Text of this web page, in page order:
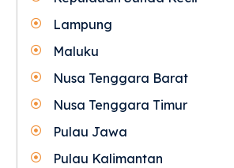
Lampung
Maluku
Nusa Tenggara Barat
Nusa Tenggara Timur
Pulau Jawa
Pulau Kalimantan